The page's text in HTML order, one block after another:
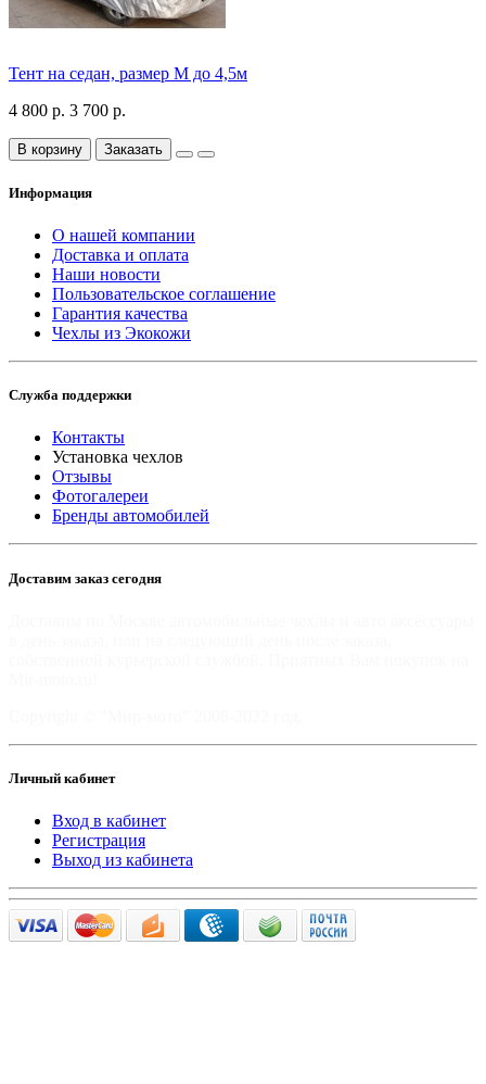
Тент на седан, размер М до 4,5м
4 800 р. 3 700 р.
В корзину Заказать
Информация
О нашей компании
Доставка и оплата
Наши новости
Пользовательское соглашение
Гарантия качества
Чехлы из Экокожи
Служба поддержки
Контакты
Установка чехлов
Отзывы
Фотогалереи
Бренды автомобилей
Доставим заказ сегодня
Личный кабинет
Вход в кабинет
Регистрация
Выход из кабинета